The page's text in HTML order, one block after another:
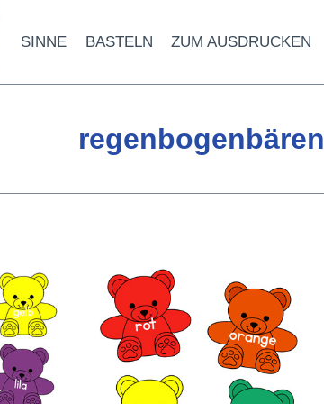
SINNE BASTELN ZUM AUSDRUCKEN
regenbogenbären